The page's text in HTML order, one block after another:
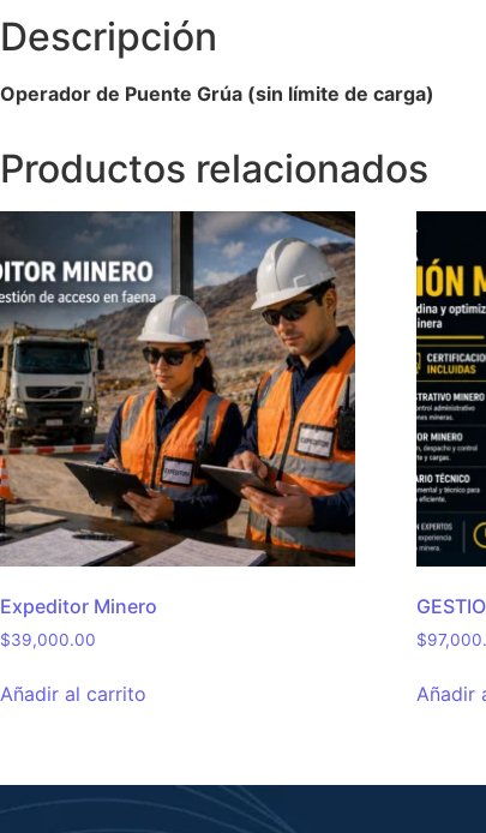
Descripción
Operador de Puente Grúa (sin límite de carga)
Productos relacionados
Expeditor Minero
$39,000.00
Añadir al carrito
$
Añadir